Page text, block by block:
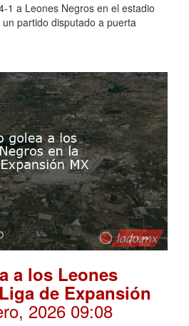
1 a Leones Negros en el estadio
partido disputado a puerta
a los Leones
de Expansión
2026 09:08